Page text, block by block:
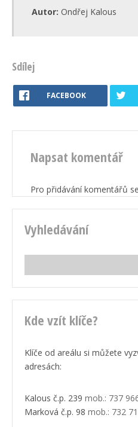
Autor: Ondřej Kalous
Sdílej
FACEBOOK
Napsat komentář
Pro přidávání komentářů
Vyhledávání
Kde vzít klíče?
Klíče od areálu si můžete
adresách:
Kalous č.p. 239 mob.: 737
Marková č.p. 98 mob.: 732